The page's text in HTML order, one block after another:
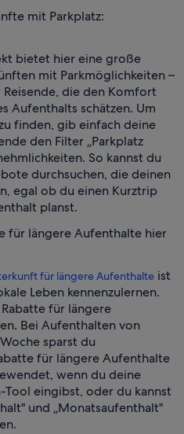
mit Parkplatz:
bietet hier eine große
mit Parkmöglichkeiten –
die den Komfort
Aufenthalts schätzen. Um
finden, gib einfach deine
den Filter „Parkplatz
So kannst du
durchsuchen, die deinen
egal ob du einen Kurztrip
planst.
für längere Aufenthalte hier
für längere Aufenthalte ist
Leben kennenzulernen.
für längere
Bei Aufenthalten von
sparst du
für längere Aufenthalte
wenn du deine
Tool eingibst, oder du kannst
und „Monatsaufenthalt"